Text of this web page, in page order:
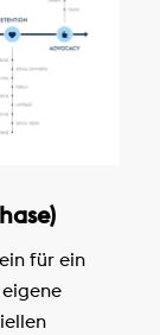
für ein